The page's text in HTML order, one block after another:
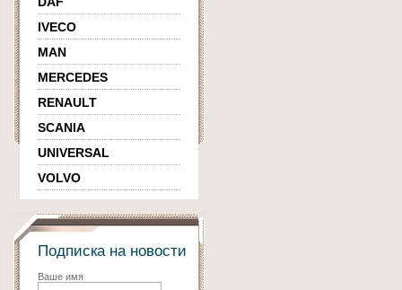
IVECO
MAN
MERCEDES
RENAULT
SCANIA
UNIVERSAL
VOLVO
Подписка на новости
Ваше имя